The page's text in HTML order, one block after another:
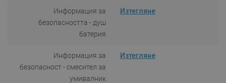
Информация за
безопасността - душ
батерия
Изтегляне
Информация за
безопасност - смесител за
умивалник
Изтегляне